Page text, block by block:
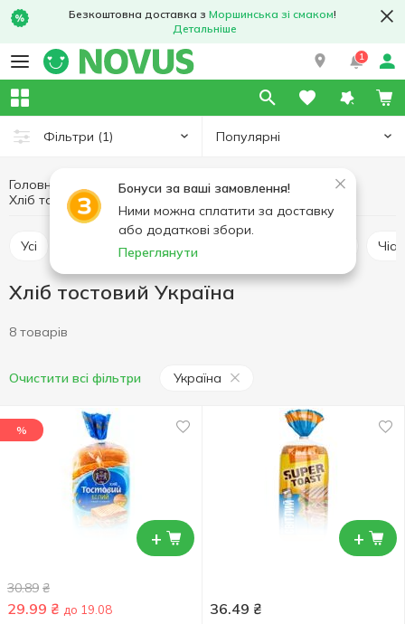
Безкоштовна доставка з Моршинська зі смаком!
Детальніше
1
Фільтри (1) Популярні
Бонуси за ваші замовлення!
Ними можна сплатити за доставку
або додаткові збори.
Переглянути
Головна Пекарня
Хлібобулочні вироби
Хліб тостовий
Хліб тостовий Україна
Усі Хліб класичний
Хліб тостовий Україна
8 товарів
Очистити всі фільтри Україна
+
%
30.89 ₴
29.99 ₴ до 19.08
+
36.49 ₴